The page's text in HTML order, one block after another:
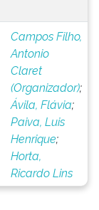
Campos Filho,
Antonio
Claret
(Organizador);
Ávila, Flávia;
Paiva, Luis
Henrique;
Horta,
Ricardo Lins